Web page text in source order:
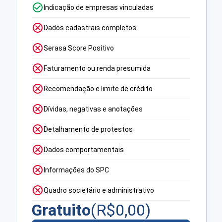
Indicação de empresas vinculadas
Dados cadastrais completos
Serasa Score Positivo
Faturamento ou renda presumida
Recomendação e limite de crédito
Dívidas, negativas e anotações
Detalhamento de protestos
Dados comportamentais
Informações do SPC
Quadro societário e administrativo
Gratuito(R$0,00)